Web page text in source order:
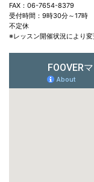
FAX：06-7654-8379
受付時間：9時30分～17時
不定休
※レッスン開催状況により変